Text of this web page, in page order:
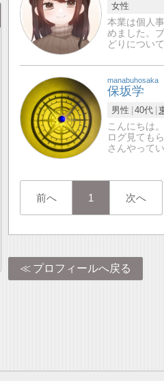
女性
本業は個人
めました。
どりについ
manabuhosaka
保坂学
男性 40代
こんにちは
ログ見ても
さんやって
前へ 1 次へ
プロフィールへ戻る